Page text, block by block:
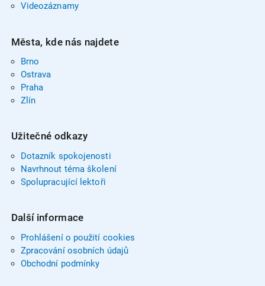
Videozáznamy
Města, kde nás najdete
Brno
Ostrava
Praha
Zlín
Užitečné odkazy
Dotazník spokojenosti
Navrhnout téma školení
Spolupracující lektoři
Další informace
Prohlášení o použití cookies
Zpracování osobních údajů
Obchodní podmínky